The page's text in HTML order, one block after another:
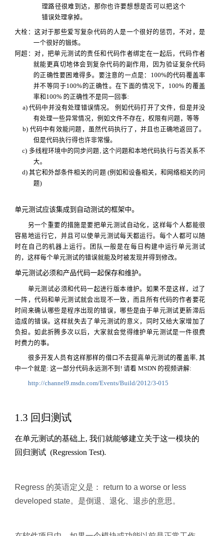
理路径很难到达，那你也许要想想是否可以把这个
错误处理拿掉。
大栓：这对于那些爱写复杂代码的人是一个很好的惩罚，不对，是
一个很好的锻炼。
阿超：对，把单元测试的责任和代码作者绑定在一起后，代码作者
就能更真切地体会到复杂代码的副作用，因为验证复杂代码
的正确性要困难得多。要注意的一点是：
100%的代码覆盖率
并不等同于100%的正确性。在下面的情况下，100% 的覆盖
率和100% 的正确性不是同一回事:
a) 代码中并没有处理错误情况。 例如代码打开了文件，但是并没
有处理一些异常情况，例如文件不存在，权限有问题，等等
b) 代码中有效能问题，虽然代码执行了，并且也正确地返回了。
但是代码执行得也许非常慢。
c) 多线程环境中的同步问题, 这个问题和本地代码执行与否关系不
大。
d) 其它和外部条件相关的问题 (例如和设备相关，和网络相关的问
题)
单元测试应该集成到自动测试的框架中。
另一个重要的措施是要把单元测试自动化，这样每个人都能很
容易地运行它，并且可以使单元测试每天都运行。每个人都可以随
时在自己的机器上运行。团队一般是在每日构建中运行单元测试
的，这样每个单元测试的错误就能及时被发现并得到修改。
单元测试必须和产品代码一起保存和维护。
单元测试必须和代码一起进行版本维护。如果不是这样，过了
一阵，代码和单元测试就会出现不一致，而且所有代码的作者要花
时间来确认哪些是程序出现的错误，哪些是由于单元测试更新滞后
造成的错误。这样就失去了单元测试的意义，同时又给大家增加了
负担。如此折腾多次以后，大家就会觉得维护单元测试是一件很费
时费力的事。
很多开发人员有这样那样的借口不去提高单元测试的覆盖率, 其
中一个就是: 这一部分代码永远测不到! 请看 MSDN 的视频讲解:
http://channel9.msdn.com/Events/Build/2012/3-015
1.3 回归测试
在单元测试的基础上, 我们就能够建立关于这一模块的
回归测试 (Regression Test).
Regress 的英语定义是： return to a worse or less
developed state。是倒退、退化、退步的意思。